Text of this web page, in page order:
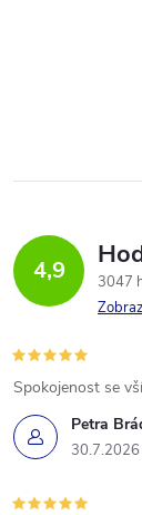
4,9
3047
Petra
30.7.2026
Spokojenost se